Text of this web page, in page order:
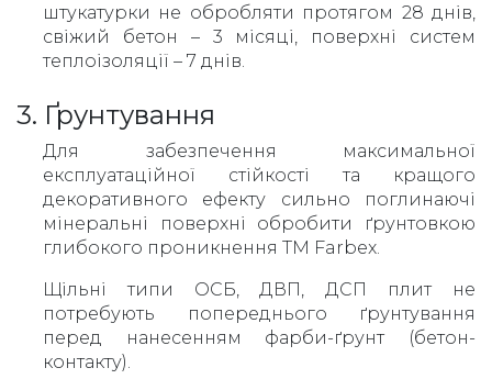
штукатурки не обробляти протягом 28 днів,
свіжий бетон – 3 місяці, поверхні систем
теплоізоляції – 7 днів.
3. Ґрунтування
Для забезпечення максимальної
експлуатаційної стійкості та кращого
декоративного ефекту сильно поглинаючі
мінеральні поверхні обробити ґрунтовкою
глибокого проникнення ТМ Farbex.
Щільні типи ОСБ, ДВП, ДСП плит не
потребують попереднього ґрунтування
перед нанесенням фарби-ґрунт (бетон-
контакту).